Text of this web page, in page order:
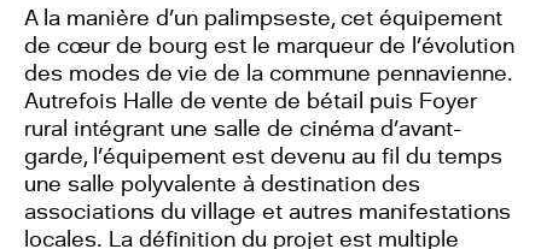
A la manière d’un palimpseste, cet équipement
de cœur de bourg est le marqueur de l’évolution
des modes de vie de la commune pennavienne.
Autrefois Halle de vente de bétail puis Foyer
rural intégrant une salle de cinéma d’avant-
garde, l’équipement est devenu au fil du temps
une salle polyvalente à destination des
associations du village et autres manifestations
locales. La définition du projet est multiple